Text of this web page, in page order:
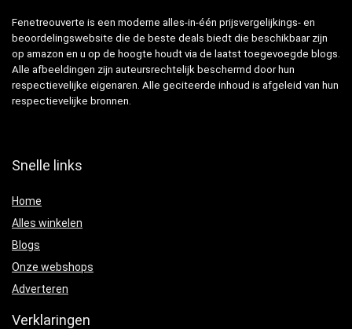
Fenetreouverte is een moderne alles-in-één prijsvergelijkings- en
beoordelingswebsite die de beste deals biedt die beschikbaar zijn
op amazon en u op de hoogte houdt via de laatst toegevoegde blogs.
Alle afbeeldingen zijn auteursrechtelijk beschermd door hun
respectievelijke eigenaren. Alle geciteerde inhoud is afgeleid van hun
respectievelijke bronnen.
Snelle links
Home
Alles winkelen
Blogs
Onze webshops
Adverteren
Verklaringen